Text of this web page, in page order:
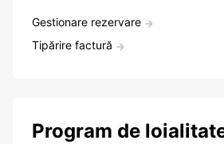
Gestionare rezervare
Tipărire factură
Program de